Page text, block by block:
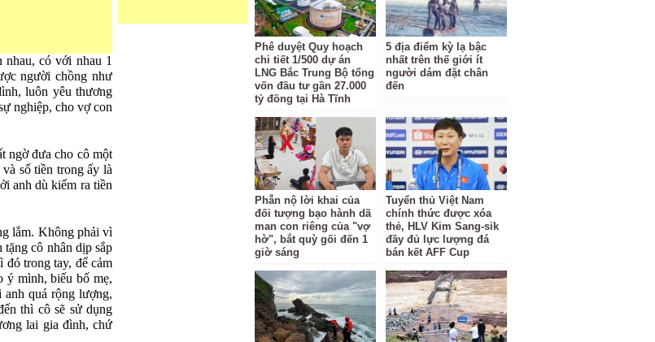
nhau, có với nhau 1
người chồng như
luôn yêu thương
nghiệp, cho vợ con
ngờ đưa cho cô một
số tiền trong ấy là
anh dù kiếm ra tiền
lắm. Không phải vì
cô nhân dịp sắp
đó trong tay, để cảm
ý mình, biếu bố mẹ,
quá rộng lượng,
thì cô sẽ sử dụng
lai gia đình, chứ
Phê duyệt Quy hoạch
chi tiết 1/500 dự án
LNG Bắc Trung Bộ tổng
vốn đầu tư gần 27.000
tỷ đồng tại Hà Tĩnh
5 địa điểm kỳ lạ bậc
nhất trên thế giới ít
người dám đặt chân
đến
Phẫn nộ lời khai của
đối tượng bạo hành dã
man con riêng của "vợ
hờ", bắt quỳ gối đến 1
giờ sáng
Tuyển thủ Việt Nam
chính thức được xóa
thẻ, HLV Kim Sang-sik
đầy đủ lực lượng đá
bán kết AFF Cup